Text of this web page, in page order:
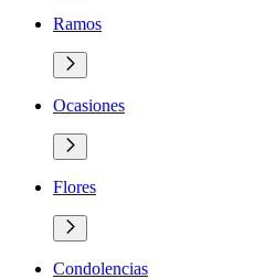
Ramos
Ocasiones
Flores
Condolencias